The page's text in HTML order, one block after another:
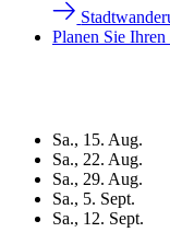
Planen Sie Ihren
Sa., 15. Aug.
Sa., 22. Aug.
Sa., 29. Aug.
Sa., 5. Sept.
Sa., 12. Sept.